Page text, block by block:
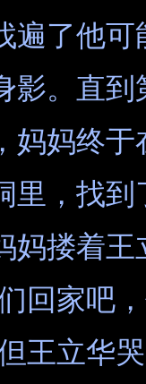
遍了他可
影。直到
妈妈终于
里，找到
妈搂着王
回家吧
王立华